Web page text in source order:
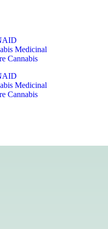
Medicinal
Cannabis
Medicinal
Cannabis